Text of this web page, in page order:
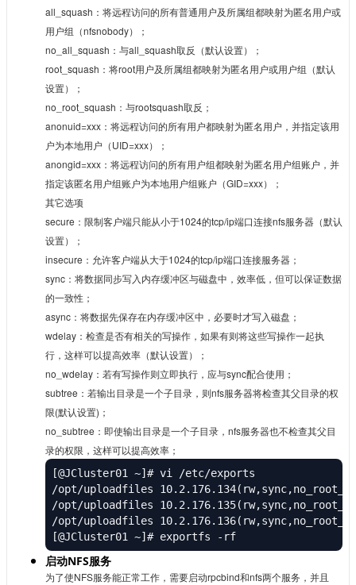
all_squash：将远程访问的所有普通用户及所属组都映射为匿名用户或
用户组（nfsnobody）；
no_all_squash：与all_squash取反（默认设置）；
root_squash：将root用户及所属组都映射为匿名用户或用户组（默认
设置）；
no_root_squash：与rootsquash取反；
anonuid=xxx：将远程访问的所有用户都映射为匿名用户，并指定该用
户为本地用户（UID=xxx）；
anongid=xxx：将远程访问的所有用户组都映射为匿名用户组账户，并
指定该匿名用户组账户为本地用户组账户（GID=xxx）；
其它选项
secure：限制客户端只能从小于1024的tcp/ip端口连接nfs服务器（默认
设置）；
insecure：允许客户端从大于1024的tcp/ip端口连接服务器；
sync：将数据同步写入内存缓冲区与磁盘中，效率低，但可以保证数据
的一致性；
async：将数据先保存在内存缓冲区中，必要时才写入磁盘；
wdelay：检查是否有相关的写操作，如果有则将这些写操作一起执
行，这样可以提高效率（默认设置）；
no_wdelay：若有写操作则立即执行，应与sync配合使用；
subtree：若输出目录是一个子目录，则nfs服务器将检查其父目录的权
限(默认设置)；
no_subtree：即使输出目录是一个子目录，nfs服务器也不检查其父目
录的权限，这样可以提高效率；
[@JCluster01 ~]# vi /etc/exports
/opt/uploadfiles
/opt/uploadfiles
/opt/uploadfiles
[@JCluster01 ~]# exportfs -rf
启动NFS服务
为了使NFS服务能正常工作，需要启动rpcbind和nfs两个服务，并且